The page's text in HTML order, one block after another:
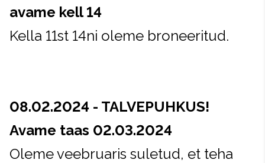
avame kell 14
Kella 11st 14ni oleme broneeritud.
08.02.2024 - TALVEPUHKUS!
Avame taas 02.03.2024
Oleme veebruaris suletud, et teha